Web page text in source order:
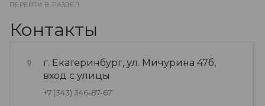
ПЕРЕЙТИ В РАЗДЕЛ
Контакты
г. Екатеринбург, ул. Мичурина 47б,
вход с улицы
+7 (343) 346-87-67